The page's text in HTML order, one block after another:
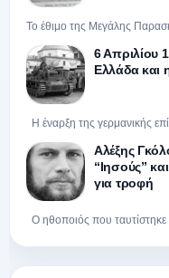
Το έθιμο της Μεγάλης
6 Απριλίου
Ελλάδα και
Η έναρξη της γερμανικής
Αλέξης
“Ιησούς”
για τροφή
Ο ηθοποιός που ταυτίστηκε